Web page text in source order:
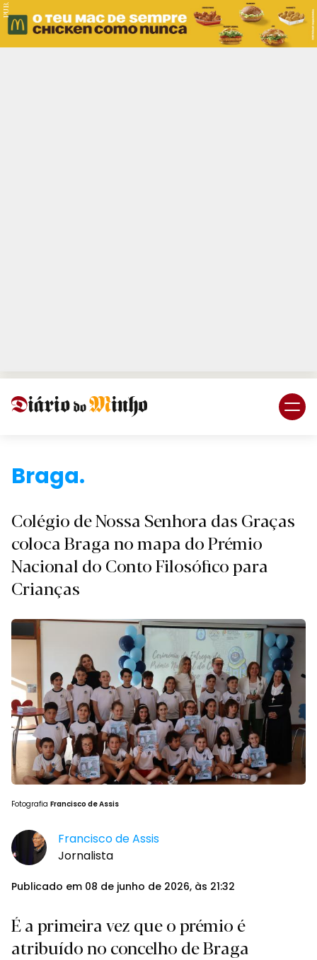
PUB.
Braga.
Colégio de Nossa Senhora das Graças
coloca Braga no mapa do Prémio
Nacional do Conto Filosófico para
Crianças
Fotografia Francisco de Assis
Francisco de Assis
Jornalista
Publicado em 08 de junho de 2026, às 21:32
É a primeira vez que o prémio é
atribuído no concelho de Braga